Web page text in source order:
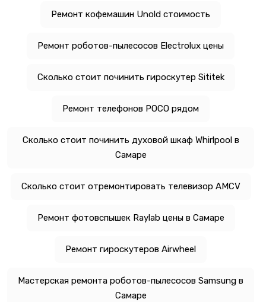
Ремонт кофемашин Unold стоимость
Ремонт роботов-пылесосов Electrolux цены
Сколько стоит починить гироскутер Sititek
Ремонт телефонов POCO рядом
Сколько стоит починить духовой шкаф Whirlpool в
Самаре
Сколько стоит отремонтировать телевизор AMCV
Ремонт фотовспышек Raylab цены в Самаре
Ремонт гироскутеров Airwheel
Мастерская ремонта роботов-пылесосов Samsung в
Самаре